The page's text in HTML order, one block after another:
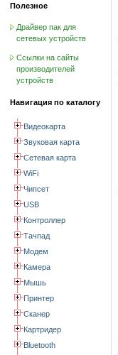
Полезное
Драйвер пак для
сетевых устройств
Ссылки на сайты
производителей
устройств
Навигация по каталогу
Видеокарта
Звуковая карта
Сетевая карта
WiFi
Чипсет
USB
Контроллер
Тачпад
Модем
Камера
Мышь
Принтер
Сканер
Картридер
Bluetooth